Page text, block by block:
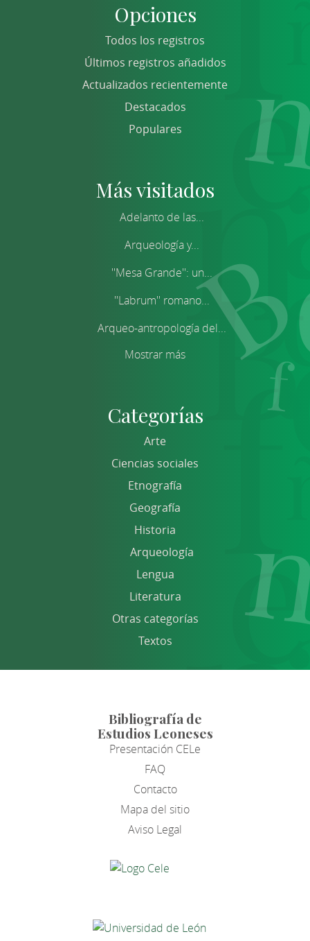
Opciones
Todos los registros
Últimos registros añadidos
Actualizados recientemente
Destacados
Populares
Más visitados
Adelanto de las...
Arqueología y...
''Mesa Grande'': un...
''Labrum'' romano...
Arqueo-antropología del...
Mostrar más
Categorías
Arte
Ciencias sociales
Etnografía
Geografía
Historia
Arqueología
Lengua
Literatura
Otras categorías
Textos
Bibliografía de
Estudios Leoneses
Presentación CELe
FAQ
Contacto
Mapa del sitio
Aviso Legal